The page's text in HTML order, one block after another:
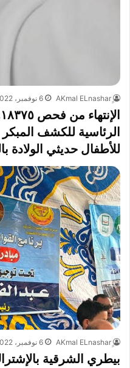
6 نوفمبر، 2022
الرئاسية للكشف
للأطفال حديثي الولادة
6 نوفمبر، 2022
بيطري الشرقية